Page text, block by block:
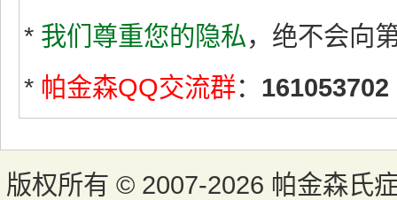
* 我们尊重您的隐私，绝不会向
* 帕金森QQ交流群： 161053702
版权所有 © 2007-2026 帕金森氏